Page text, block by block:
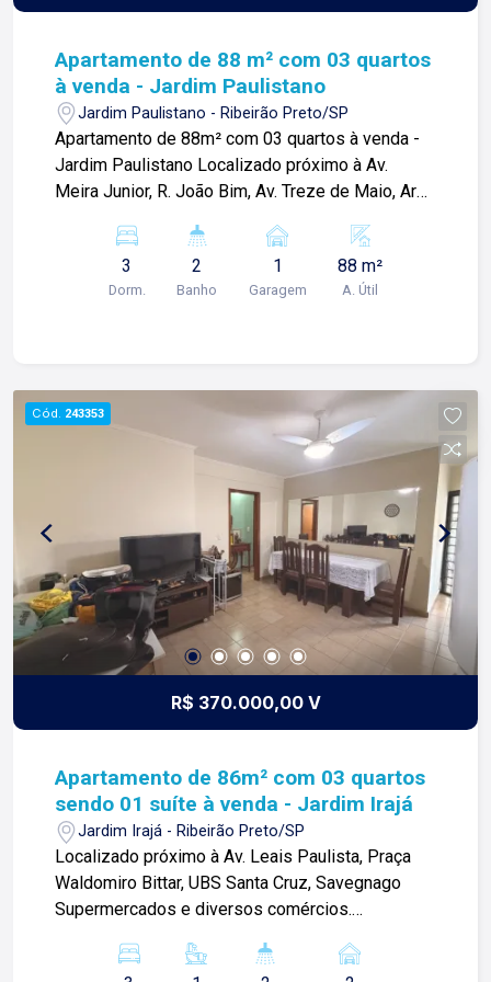
Apartamento de 88 m² com 03 quartos
à venda - Jardim Paulistano
Jardim Paulistano - Ribeirão Preto/SP
Apartamento de 88m² com 03 quartos à venda -
Jardim Paulistano Localizado próximo à Av.
Meira Junior, R. João Bim, Av. Treze de Maio, Arq
88m² com: -03 quartos; -Sala ampla; -Cozinha
com gabinetes e armários; -Banheiro social; -Área
de serviços; -01 vaga de garagem. - elevador -
3
Dorm.
2
Banho
1
Garagem
88 m²
A. Útil
Cód. 243353
R$ 370.000,00 V
Apartamento de 86m² com 03 quartos
sendo 01 suíte à venda - Jardim Irajá
Jardim Irajá - Ribeirão Preto/SP
Localizado próximo à Av. Leais Paulista, Praça
Waldomiro Bittar, UBS Santa Cruz, Savegnago
Supermercados e diversos comércios.
ventiladores de teto sendo 01 suíte; -01 banheiro